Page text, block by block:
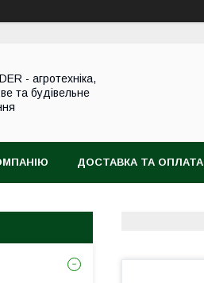
- агротехніка,
та будівельне
ДОСТАВКА ТА ОПЛАТА